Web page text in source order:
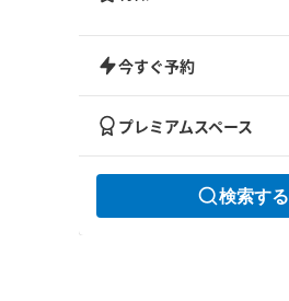
今すぐ予約
プレミアムスペース
検索する